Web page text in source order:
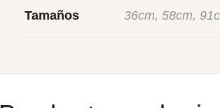
Tamaños 36cm, 58cm,